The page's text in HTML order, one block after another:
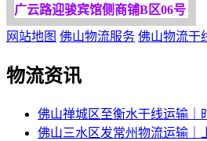
广云路迎骏宾馆侧商铺B区06号
网站地图 佛山物流服务 佛山物流干
物流资讯
佛山禅城区至衡水干线运输｜
佛山三水区发常州物流运输｜